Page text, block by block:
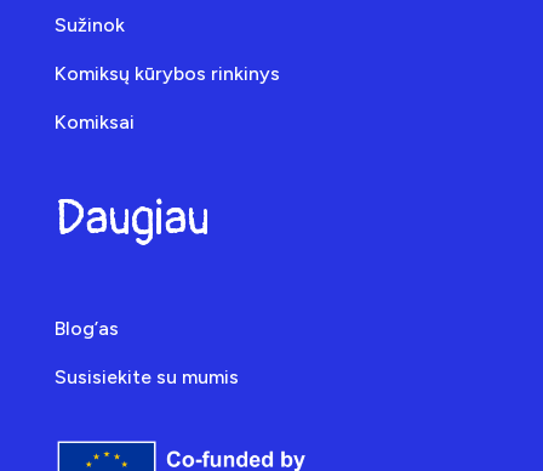
Sužinok
Komiksų kūrybos rinkinys
Komiksai
Daugiau
Blog’as
Susisiekite su mumis